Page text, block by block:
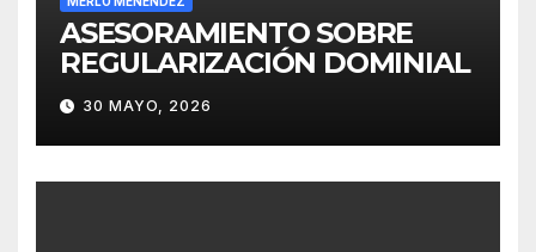
ASESORAMIENTO SOBRE
REGULARIZACIÓN DOMINIAL
30 MAYO, 2026